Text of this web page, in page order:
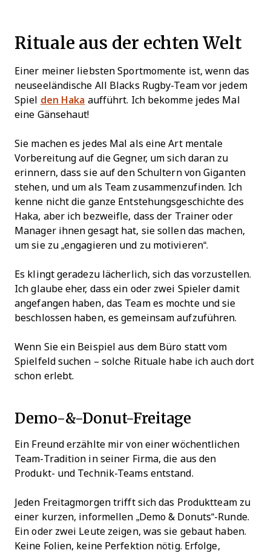
Rituale aus der echten Welt
Einer meiner liebsten Sportmomente ist, wenn das
neuseeländische All Blacks Rugby-Team vor jedem
Spiel den Haka aufführt. Ich bekomme jedes Mal
eine Gänsehaut!
Sie machen es jedes Mal als eine Art mentale
Vorbereitung auf die Gegner, um sich daran zu
erinnern, dass sie auf den Schultern von Giganten
stehen, und um als Team zusammenzufinden. Ich
kenne nicht die ganze Entstehungsgeschichte des
Haka, aber ich bezweifle, dass der Trainer oder
Manager ihnen gesagt hat, sie sollen das machen,
um sie zu „engagieren und zu motivieren“.
Es klingt geradezu lächerlich, sich das vorzustellen.
Ich glaube eher, dass ein oder zwei Spieler damit
angefangen haben, das Team es mochte und sie
beschlossen haben, es gemeinsam aufzuführen.
Wenn Sie ein Beispiel aus dem Büro statt vom
Spielfeld suchen – solche Rituale habe ich auch dort
schon erlebt.
Demo-&-Donut-Freitage
Ein Freund erzählte mir von einer wöchentlichen
Team-Tradition in seiner Firma, die aus den
Produkt- und Technik-Teams entstand.
Jeden Freitagmorgen trifft sich das Produktteam zu
einer kurzen, informellen „Demo & Donuts“-Runde.
Ein oder zwei Leute zeigen, was sie gebaut haben.
Keine Folien, keine Perfektion nötig. Erfolge,